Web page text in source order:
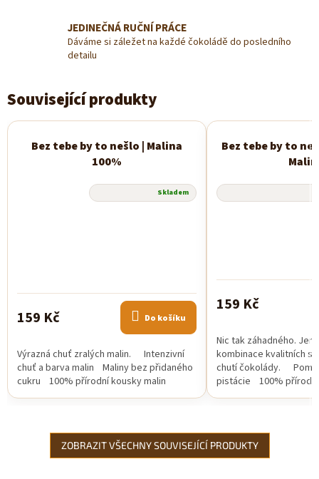
JEDINEČNÁ RUČNÍ PRÁCE
Dáváme si záležet na každé čokoládě do posledního
detailu
Související produkty
Novinka
Bez tebe by to nešlo | Malina
100%
Skladem
159 Kč Do košíku
Výrazná chuť zralých malin. Intenzivní
chuť a barva malin Maliny bez přidaného
cukru 100% přírodní kousky malin
Bez tebe by to
159 Kč
Nic tak záhadného. Jen
kombinace kvalitních
chutí čokolády.
pistácie 100% přírodní
ZOBRAZIT VŠECHNY SOUVISEJÍCÍ PRODUKTY